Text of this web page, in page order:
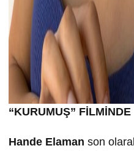
“KURUMUŞ” FİLMİNDE
Hande Elaman son